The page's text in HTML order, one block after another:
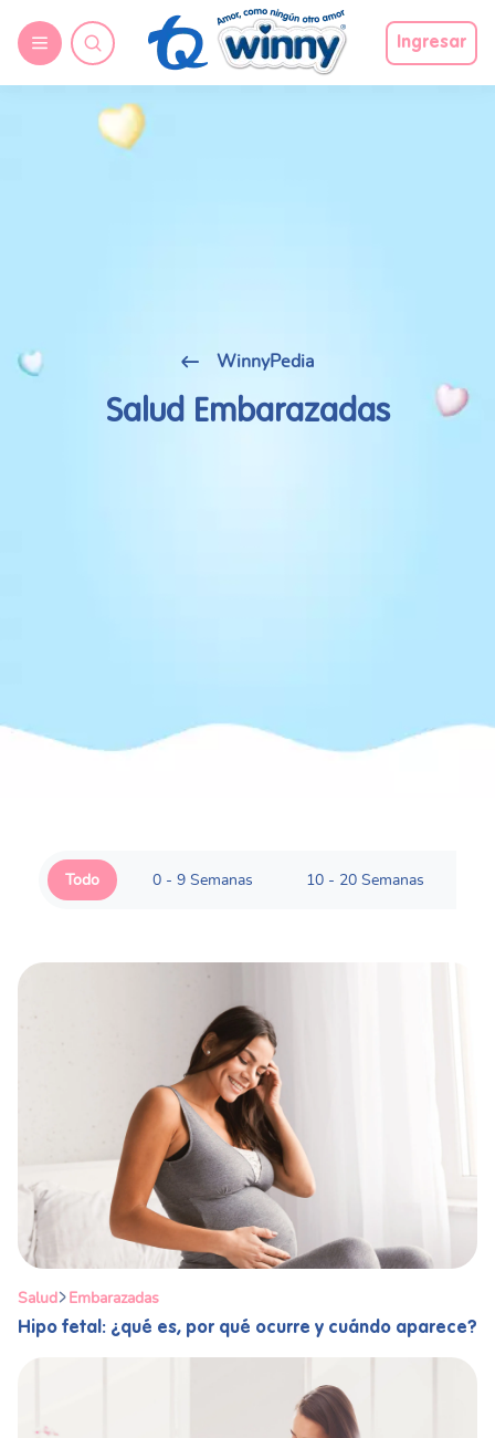
Ingresar
WinnyPedia
Salud Embarazadas
Todo 0 - 9 Semanas 10 - 20 Semanas
Salud Embarazadas
Hipo fetal: ¿qué es, por qué ocurre y cuándo aparece?